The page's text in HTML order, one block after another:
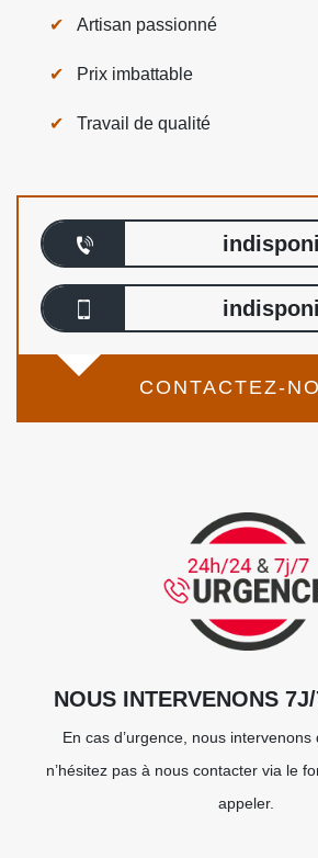
Artisan passionné
Prix imbattable
Travail de qualité
CONTACTEZ-
NOUS INTERVENONS
En cas d’urgence, nous intervenons
n’hésitez pas à nous contacter via le
appeler.